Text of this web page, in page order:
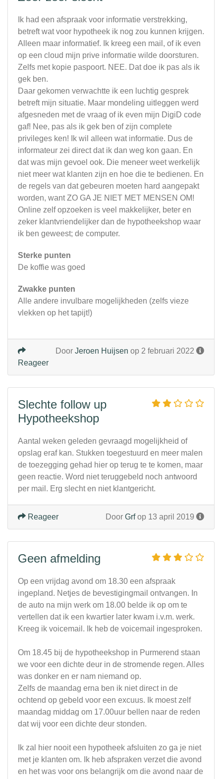
Ik had een afspraak voor informatie verstrekking,
betreft wat voor hypotheek ik nog zou kunnen krijgen.
Alleen maar informatief. Ik kreeg een mail, of ik even
op een cloud mijn prive informatie wilde doorsturen.
Zelfs met kopie paspoort. NEE. Dat doe ik pas als ik
gek ben.
Daar gekomen verwachtte ik een luchtig gesprek
betreft mijn situatie. Maar mondeling uitleggen werd
afgesneden met de vraag of ik even mijn DigiD code
gaf! Nee, pas als ik gek ben of zijn complete
privileges ken! Ik wil alleen wat informatie. Dus de
informateur zei direct dat ik dan weg kon gaan. En
dat was mijn gevoel ook. Die meneer weet werkelijk
niet meer wat klanten zijn en hoe die te bedienen. En
de regels van dat gebeuren moeten hard aangepakt
worden, want ZO GA JE NIET MET MENSEN OM!
Online zelf opzoeken is veel makkelijker, beter en
zeker klantvriendelijker dan de hypotheekshop waar
ik ben geweest; de computer.
Sterke punten
De koffie was goed
Zwakke punten
Alle andere invulbare mogelijkheden (zelfs vieze
vlekken op het tapijt!)
Door Jeroen Huijsen op 2 februari 2022
Reageer
Slechte follow up
Hypotheekshop
Aantal weken geleden gevraagd mogelijkheid of
opslag eraf kan. Stukken toegestuurd en meer malen
de toezegging gehad hier op terug te te komen, maar
geen reactie. Word niet teruggebeld noch antwoord
per mail. Erg slecht en niet klantgericht.
Door Grfop 13 april 2019
Reageer
Geen afmelding
Op een vrijdag avond om 18.30 een afspraak
ingepland. Netjes de bevestigingmail ontvangen. In
de auto na mijn werk om 18.00 belde ik op om te
vertellen dat ik een kwartier later kwam i.v.m. werk.
Kreeg ik voicemail. Ik heb de voicemail ingesproken.
Om 18.45 bij de hypotheekshop in Purmerend staan
we voor een dichte deur in de stromende regen. Alles
was donker en er nam niemand op.
Zelfs de maandag erna ben ik niet direct in de
ochtend op gebeld voor een excuus. Ik moest zelf
maandag middag om 17.00uur bellen naar de reden
dat wij voor een dichte deur stonden.
Ik zal hier nooit een hypotheek afsluiten zo ga je niet
met je klanten om. Ik heb afspraken verzet die avond
en het was voor ons belangrijk om die avond naar de